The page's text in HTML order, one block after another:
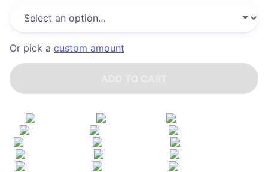
Or pick a custom amount